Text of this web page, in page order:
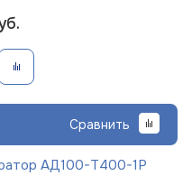
Сравнить
АД100-Т400-1Р